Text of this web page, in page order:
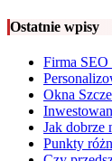
Ostatnie wpisy
Firma
Okna
Jak dobrze
Punkty